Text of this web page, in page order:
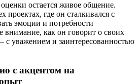
остается живое общение.
проектах, где он сталкивался с
эмоции и потребности
внимание, как он говорит о своих
с уважением и заинтересованностью
с акцентом на